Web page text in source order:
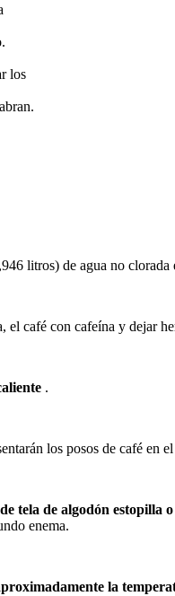
los
litros) de agua no
el café con cafeína y dejar
.
los posos de café en
tela de algodón estopilla
enema.
la